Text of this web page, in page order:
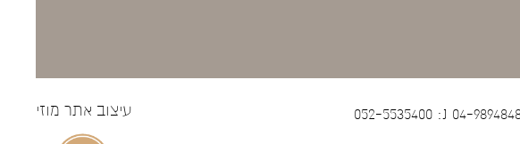
עיצוב אתר מוזי